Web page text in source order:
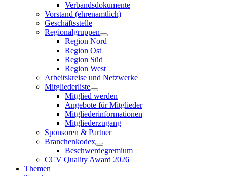
Verbandsdokumente
Vorstand (ehrenamtlich)
Geschäftsstelle
Regionalgruppen
Region Nord
Region Ost
Region Süd
Region West
Arbeitskreise und Netzwerke
Mitgliederliste
Mitglied werden
Angebote für Mitglieder
Mitgliederinformationen
Mitgliederzugang
Sponsoren & Partner
Branchenkodex
Beschwerdegremium
CCV Quality Award 2026
Themen